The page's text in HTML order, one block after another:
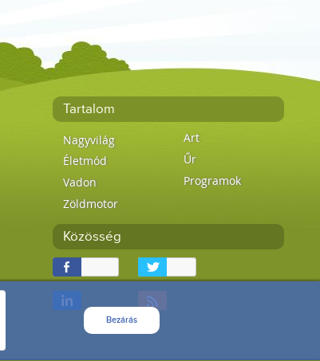
Bezárás
Tartalom
Nagyvilág
Életmód
Vadon
Zöldmotor
Art
Űr
Programok
Közösség